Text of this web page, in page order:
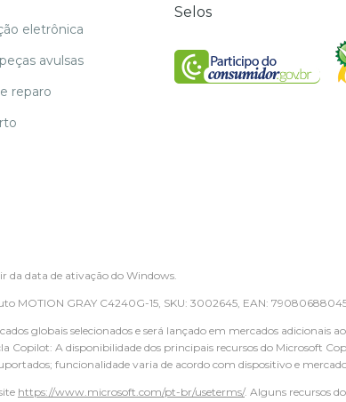
eletrônica
avulsas
reparo
Selos
da data de ativação do Windows.
MOTION GRAY C4240G-15, SKU: 3002645, EAN:
globais selecionados e será lançado em mercados adicionais
Copilot: A disponibilidade dos principais recursos do Microsoft
funcionalidade varia de acordo com dispositivo e
https://www.microsoft.com/pt-br/useterms/. Alguns recursos